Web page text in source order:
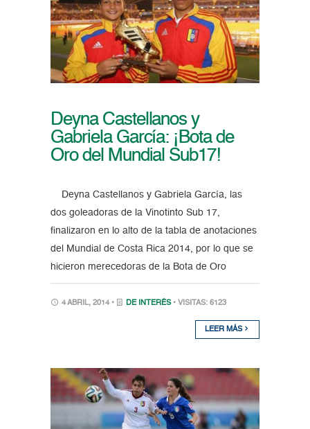
Deyna Castellanos y
Gabriela García: ¡Bota de
Oro del Mundial Sub17!
Deyna Castellanos y Gabriela García, las
dos goleadoras de la Vinotinto Sub 17,
finalizaron en lo alto de la tabla de anotaciones
del Mundial de Costa Rica 2014, por lo que se
hicieron merecedoras de la Bota de Oro
4 ABRIL, 2014 • DE INTERÉS • VISITAS: 6123
LEER MÁS